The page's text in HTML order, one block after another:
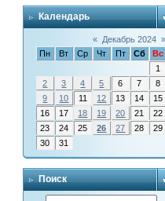
Календарь
« Декабрь 2024 »
Пн
Вт Ср Чт Пт Сб
Вс
1
2
3 4 5 6 7
8
9
10 11 12 13 14
15
16
17 18 19 20 21
22
23
24 25 26 27 28
29
30
31
Поиск